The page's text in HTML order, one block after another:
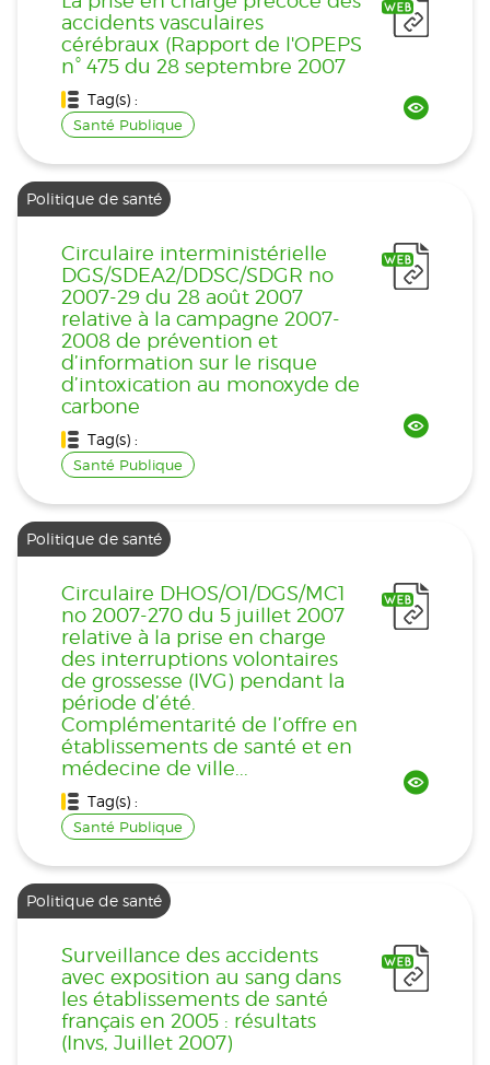
accidents vasculaires
cérébraux (Rapport de l'OPEPS
n° 475 du 28 septembre 2007
Tag(s) :
Santé Publique
Politique de santé
Circulaire interministérielle
DGS/SDEA2/DDSC/SDGR no
2007-29 du 28 août 2007
relative à la campagne 2007-
2008 de prévention et
d’information sur le risque
d’intoxication au monoxyde de
carbone
Tag(s) :
Santé Publique
Politique de santé
Circulaire DHOS/O1/DGS/MC1
no 2007-270 du 5 juillet 2007
relative à la prise en charge
des interruptions volontaires
de grossesse (IVG) pendant la
période d’été.
Complémentarité de l’offre en
établissements de santé et en
médecine de ville...
Tag(s) :
Santé Publique
Politique de santé
Surveillance des accidents
avec exposition au sang dans
les établissements de santé
français en 2005 : résultats
(Invs, Juillet 2007)